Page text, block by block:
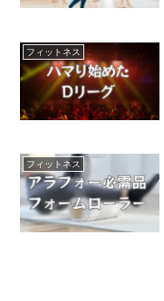
フィットネス
フィットネス